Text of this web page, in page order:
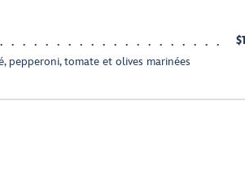
pepperoni, tomate et olives marinées